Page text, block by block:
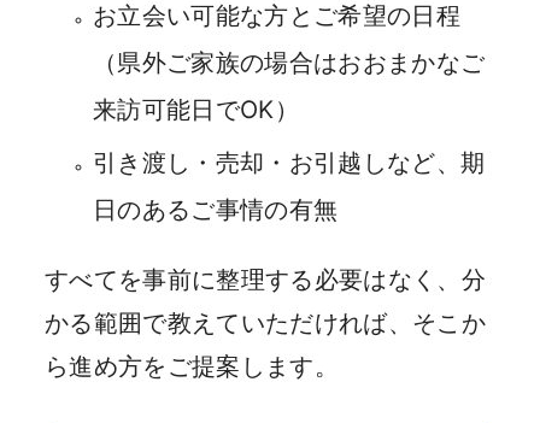
お立会い可能な方とご希望の日程
（県外ご家族の場合はおおまかなご
来訪可能日でOK）
引き渡し・売却・お引越しなど、期
日のあるご事情の有無
すべてを事前に整理する必要はなく、分
かる範囲で教えていただければ、そこか
ら進め方をご提案します。